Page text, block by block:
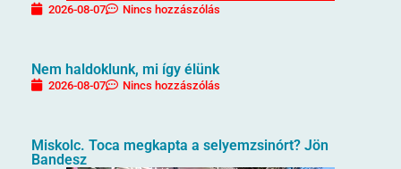
2026-08-07 Nincs hozzászólás
Nem haldoklunk, mi így élünk
2026-08-07 Nincs hozzászólás
Miskolc. Toca megkapta a selyemzsinórt? Jön
Bandesz